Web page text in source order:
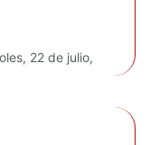
22 de julio,